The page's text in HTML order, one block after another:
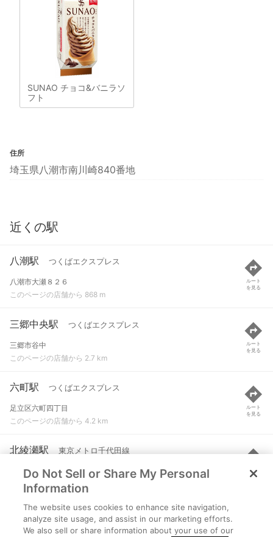
SUNAO チョコ&バニラソ
フト
住所
埼玉県八潮市南川崎840番地
近くの駅
八潮駅 つくばエクスプレス
八潮市大瀬８２６
このページの店舗から 868 m
ルート
を見る
三郷中央駅 つくばエクスプレス
三郷市谷中
このページの店舗から 2.7 km
ルート
を見る
六町駅 つくばエクスプレス
足立区六町四丁目
このページの店舗から 4.2 km
ルート
を見る
北綾瀬駅 東京メトロ千代田線
足立区谷中２丁目
このページの店舗から 4.4 km
ルート
を見る
谷塚駅 東武伊勢崎線
草加市谷塚町
Do Not Sell or Share My Personal
Information
The website uses cookies to enhance site navigation,
analyze site usage, and assist in our marketing efforts.
We also sell or share information about your use of our